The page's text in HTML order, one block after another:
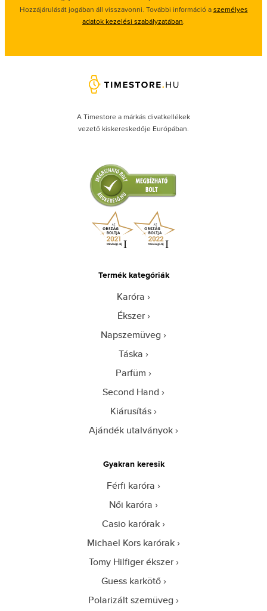
Hozzájárulását jogában áll visszavonni. További információ aszemélyes
adatok kezelési szabályzatában.
A Timestore a márkás divatkellékek
vezető kiskereskedője Európában.
Termék kategóriák
Karóra
Ékszer
Napszemüveg
Táska
Parfüm
Second Hand
Kiárusítás
Ajándék utalványok
Gyakran keresik
Férfi karóra
Női karóra
Casio karórak
Michael Kors karórak
Tomy Hilfiger ékszer
Guess karkötő
Polarizált szemüveg